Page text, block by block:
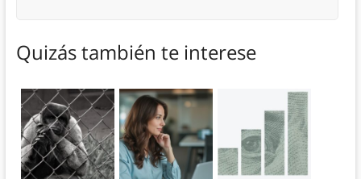
Quizás también te interese